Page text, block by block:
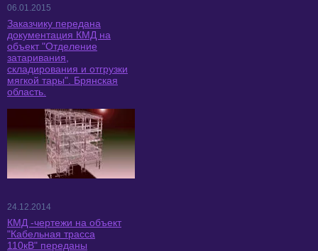
06.01.2015
Заказчику передана
документация КМД на
объект "Отделение
затаривания,
складирования и отгрузки
мягкой тары". Брянская
область.
24.12.2014
КМД -чертежи на объект
"Кабельная трасса
110кВ" переданы